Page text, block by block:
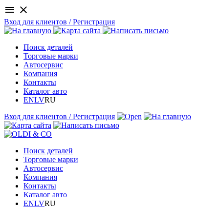
menu close
Вход для клиентов / Регистрация
Поиск деталей
Торговые марки
Автосервис
Компания
Контакты
Каталог авто
ENLVRU
Вход для клиентов / Регистрация
Поиск деталей
Торговые марки
Автосервис
Компания
Контакты
Каталог авто
ENLVRU